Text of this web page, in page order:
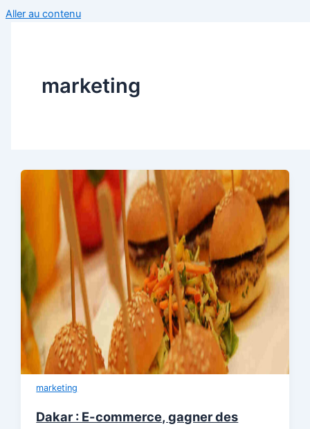
Aller au contenu
marketing
marketing
Dakar : E-commerce, gagner des